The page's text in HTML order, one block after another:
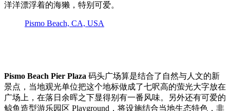
洋洋漂浮着的海獭，特别可爱。
Pismo Beach, CA, USA
Pismo Beach Pier Plaza 码头广场算是结合了自然与人文的新
景点，当地观光单位把这个地标做成了七呎高的萤光大字放在
广场上，在落日余晖之下显得别有一番风味。另外还有可爱的
鲸鱼造型游乐园区 Playground，将设施结合当地生态特色，非